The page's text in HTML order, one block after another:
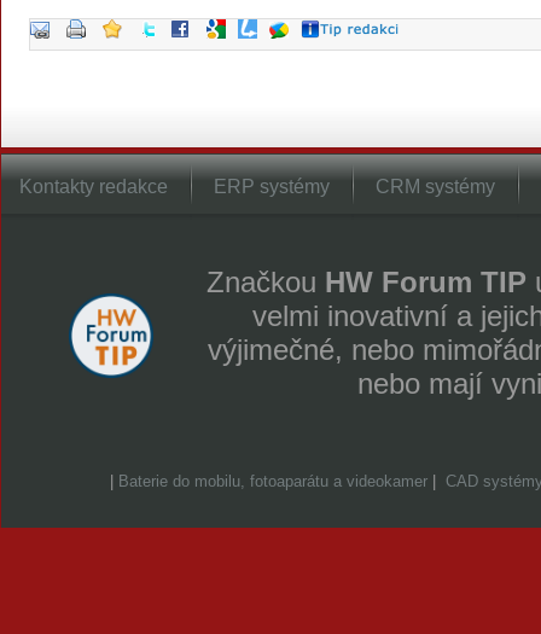
Kontakty redakce ERP systémy CRM systémy
Značkou HW Forum TIP
velmi inovativní a
výjimečné, nebo
nebo mají
Baterie do mobilu, fotoaparátu a videokamer CAD